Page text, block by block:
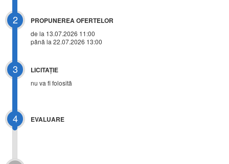
2 PROPUNEREA OFERTELOR
de la 13.07.2026 11:00
până la 22.07.2026 13:00
3 LICITAŢIE
nu va fi folosită
4 EVALUARE